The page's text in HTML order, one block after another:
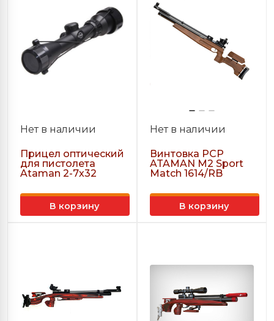
Нет в наличии
Прицел оптический
для пистолета
Ataman 2-7х32
В корзину
Нет в наличии
Винтовка PCP
ATAMAN M2 Sport
Match 1614/RB
В корзину